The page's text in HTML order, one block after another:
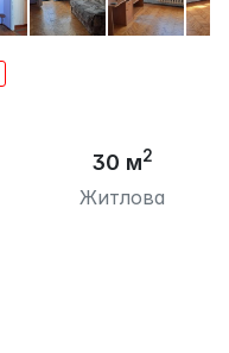
30 м2
Житлова